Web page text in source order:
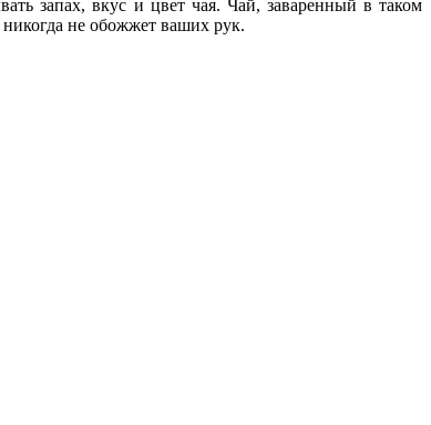
запах, вкус и цвет чая. Чай, заваренный в таком
не обожжет ваших рук.